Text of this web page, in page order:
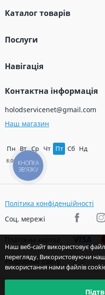
Каталог товарів
Послуги
Навігація
Контактна інформація
holodservicenet@gmail.com
Наш магазин
Пн Вт Ср Чт Пт Сб Нд
Політика конфіденційності
Соц. мережі
Розробник сайту
Наш веб-сайт використовує
перегляду. Використовуючи
використання нами файлів
КНОПКА
ЗВ'ЯЗКУ